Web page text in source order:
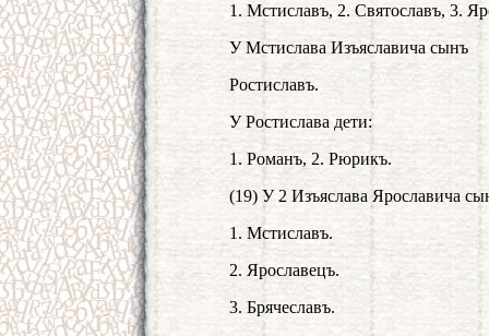
1. Мстиславъ, 2. Святославъ, 3.
У Мстислава Изъяславича сынъ
Ростиславъ.
У Ростислава дети:
1. Романъ, 2. Рюрикъ.
(19) У 2 Изъяслава Ярославича
1. Мстиславъ.
2. Ярославецъ.
3. Брячеславъ.